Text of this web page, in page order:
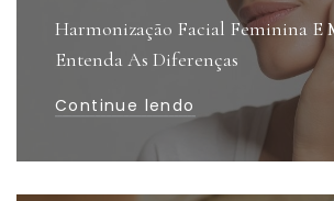
Harmonização Facial Feminina E
Entenda As Diferenças
Continue lendo